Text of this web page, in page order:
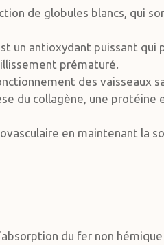
de globules blancs, qui
un antioxydant puissant qui
prématuré.
des vaisseaux
du collagène, une protéine
en maintenant la
du fer non